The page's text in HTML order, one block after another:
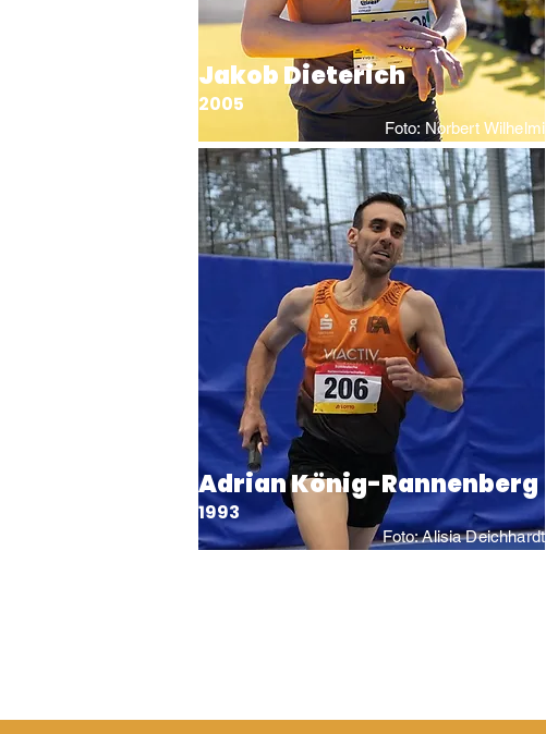
Foto: Norbert Wilhelmi
Jakob Dieterich
2005
Foto: Alisia Deichhardt
Adrian König-Rannenberg
1993